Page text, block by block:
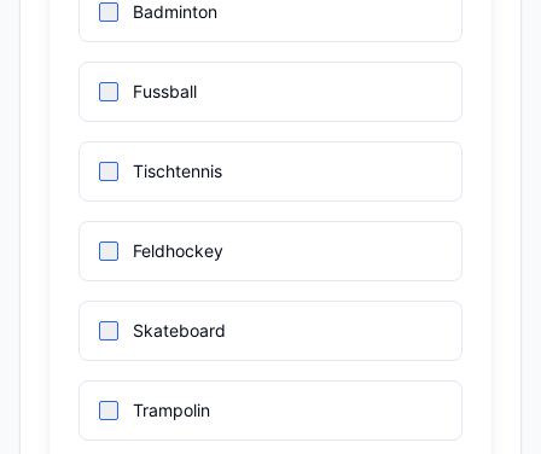
Badminton
Fussball
Tischtennis
Feldhockey
Skateboard
Trampolin